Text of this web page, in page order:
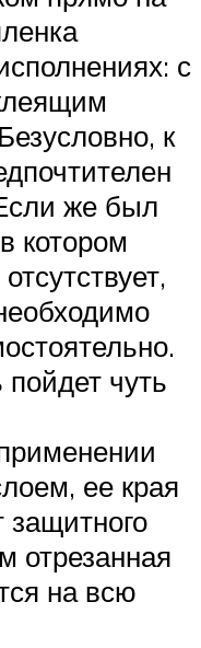
с
к
же был
котором
чуть
ее края
защитного
отрезанная
на всю